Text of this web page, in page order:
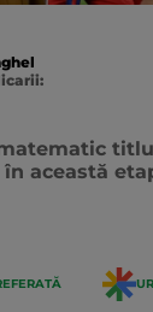
această